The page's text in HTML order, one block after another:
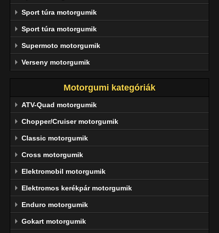
Sport túra motorgumik
Sport túra motorgumik
Supermoto motorgumik
Verseny motorgumik
Motorgumi kategóriák
ATV-Quad motorgumik
Chopper/Cruiser motorgumik
Classic motorgumik
Cross motorgumik
Elektromobil motorgumik
Elektromos kerékpár motorgumik
Enduro motorgumik
Gokart motorgumik